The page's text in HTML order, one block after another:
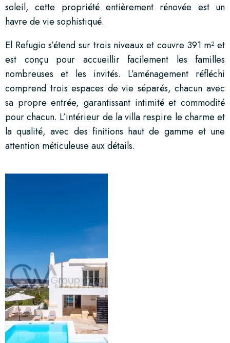
soleil, cette propriété entièrement rénovée est un
havre de vie sophistiqué.
El Refugio s’étend sur trois niveaux et couvre 391 m² et
est conçu pour accueillir facilement les familles
nombreuses et les invités. L’aménagement réfléchi
comprend trois espaces de vie séparés, chacun avec
sa propre entrée, garantissant intimité et commodité
pour chacun. L’intérieur de la villa respire le charme et
la qualité, avec des finitions haut de gamme et une
attention méticuleuse aux détails.